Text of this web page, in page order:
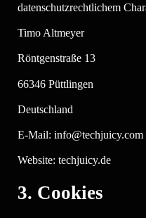
datenschutzrechtlichem
Timo Altmeyer
Röntgenstraße 13
66346 Püttlingen
Deutschland
E-Mail: info@techjuicy.com
Website: techjuicy.de
3. Cookies